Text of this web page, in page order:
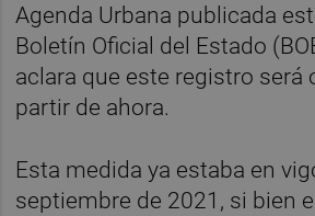
Agenda Urbana publicada
Boletín Oficial del Estado
aclara que este registro será
partir de ahora.
Esta medida ya estaba en
septiembre de 2021, si bien